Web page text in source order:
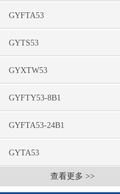
GYFTA53
GYTS53
GYXTW53
GYFTY53-8B1
GYFTA53-24B1
GYTA53
查看更多 >>